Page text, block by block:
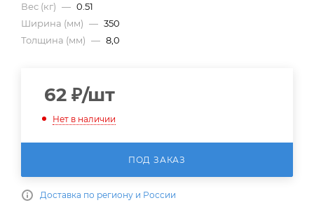
Вес (кг) — 0.51
Ширина (мм) — 350
Толщина (мм) — 8,0
62 ₽/шт
Нет в наличии
ПОД ЗАКАЗ
Доставка по региону и России